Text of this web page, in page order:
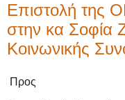
Επιστολή της
στην κα Σοφία
Κοινωνικής
Προς